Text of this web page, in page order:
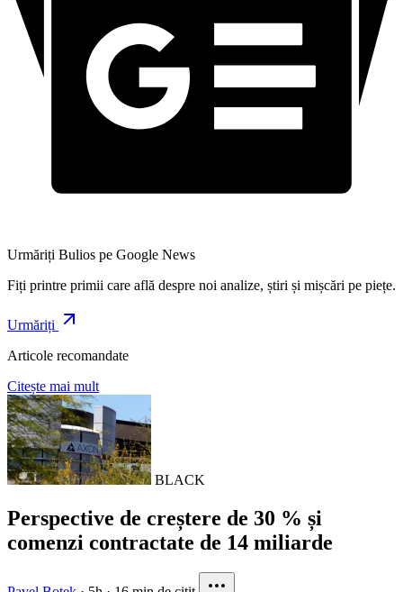
Urmăriți Bulios pe Google News
Fiți printre primii care află despre noi analize, știri și mișcări pe piețe.
Urmăriți
Articole recomandate
Citește mai mult
BLACK
Perspective de creștere de 30 % și
comenzi contractate de 14 miliarde